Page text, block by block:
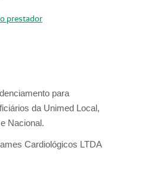
prestador
para
da Unimed Local,
Nacional.
Cardiológicos LTDA